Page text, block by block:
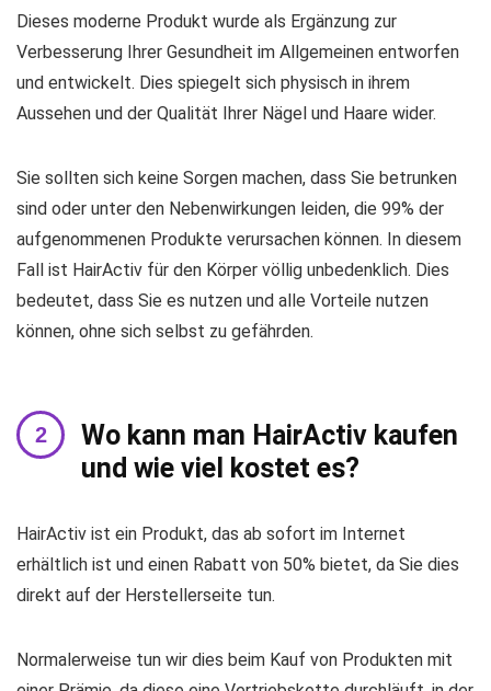
Dieses moderne Produkt wurde als Ergänzung zur
Verbesserung Ihrer Gesundheit im Allgemeinen entworfen
und entwickelt. Dies spiegelt sich physisch in ihrem
Aussehen und der Qualität Ihrer Nägel und Haare wider.
Sie sollten sich keine Sorgen machen, dass Sie betrunken
sind oder unter den Nebenwirkungen leiden, die 99% der
aufgenommenen Produkte verursachen können. In diesem
Fall ist HairActiv für den Körper völlig unbedenklich. Dies
bedeutet, dass Sie es nutzen und alle Vorteile nutzen
können, ohne sich selbst zu gefährden.
Wo kann man HairActiv kaufen
und wie viel kostet es?
HairActiv ist ein Produkt, das ab sofort im Internet
erhältlich ist und einen Rabatt von 50% bietet, da Sie dies
direkt auf der Herstellerseite tun.
Normalerweise tun wir dies beim Kauf von Produkten mit